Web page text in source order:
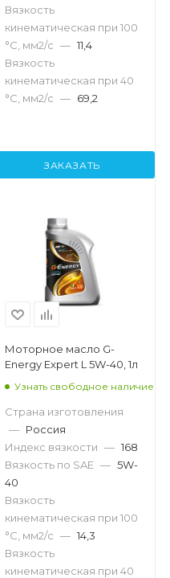
Вязкость
кинематическая при 100
°С, мм2/с — 11,4
Вязкость
кинематическая при 40
°С, мм2/с — 69,2
ЗАКАЗАТЬ
Моторное масло G-
Energy Expert L 5W-40, 1л
Узнать свободное наличие
Страна изготовления
— Россия
Индекс вязкости — 168
Вязкость по SAE — 5W-
40
Вязкость
кинематическая при 100
°С, мм2/с — 14,3
Вязкость
кинематическая при 40